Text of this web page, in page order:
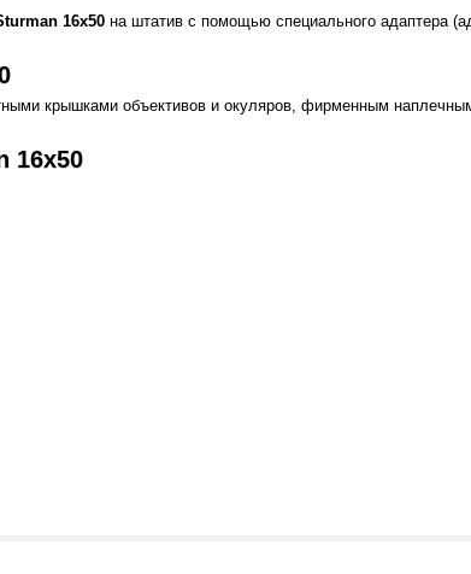
16x50 на штатив с помощью специального адаптера
крышками объективов и окуляров, фирменным
16x50